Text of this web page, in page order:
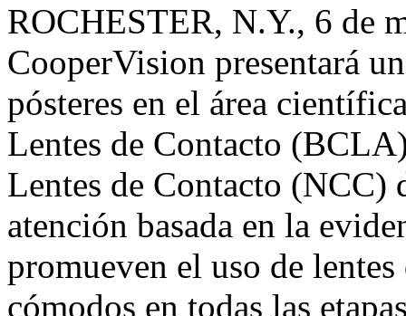
ROCHESTER, N.Y., 6 de
CooperVision presentará
pósteres en el área
Lentes de Contacto
Lentes de Contacto (NCC)
atención basada en la
promueven el uso de
cómodos en todas las